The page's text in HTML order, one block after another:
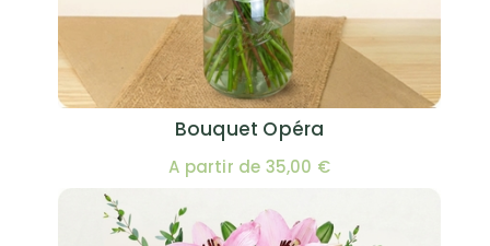
Bouquet Opéra
A partir de 35,00 €